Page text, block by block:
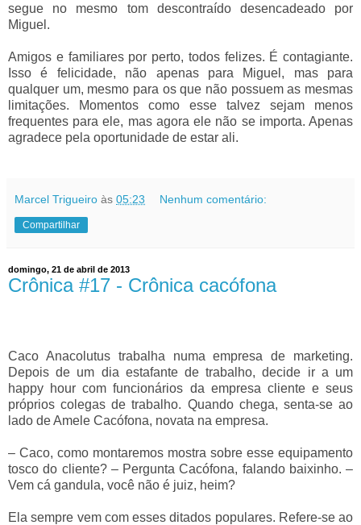
segue no mesmo tom descontraído desencadeado por
Miguel.
Amigos e familiares por perto, todos felizes. É contagiante.
Isso é felicidade, não apenas para Miguel, mas para
qualquer um, mesmo para os que não possuem as mesmas
limitações. Momentos como esse talvez sejam menos
frequentes para ele, mas agora ele não se importa. Apenas
agradece pela oportunidade de estar ali.
Marcel Trigueiro às 05:23 Nenhum comentário:
Compartilhar
domingo, 21 de abril de 2013
Crônica #17 - Crônica cacófona
Caco Anacolutus trabalha numa empresa de marketing.
Depois de um dia estafante de trabalho, decide ir a um
happy hour com funcionários da empresa cliente e seus
próprios colegas de trabalho. Quando chega, senta-se ao
lado de Amele Cacófona, novata na empresa.
– Caco, como montaremos mostra sobre esse equipamento
tosco do cliente? –Pergunta Cacófona, falando baixinho. –
Vem cá gandula, você não é juiz, heim?
Ela sempre vem com esses ditados populares. Refere-se ao